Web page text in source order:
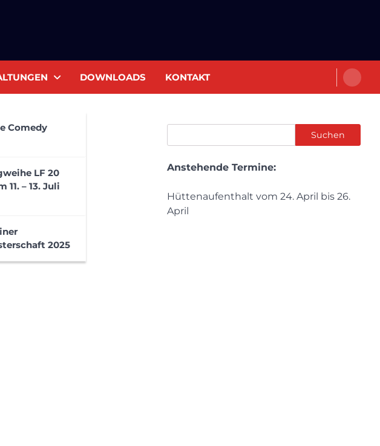
Comedy
LF 20
11. – 13. Juli
2025
DOWNLOADS KONTAKT
Suchen
Anstehende Termine:
Hüttenaufenthalt vom 24. April bis 26.
April